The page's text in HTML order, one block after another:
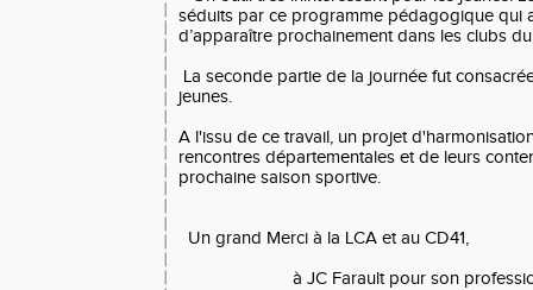
séduits par ce programme pédagogique qui
d’apparaître prochainement dans les clubs
La seconde partie de la journée fut
jeunes.
A l'issu de ce travail, un projet
rencontres départementales et de leurs
prochaine saison sportive.
Un grand Merci à la LCA et au CD41,
à JC Farault pour son